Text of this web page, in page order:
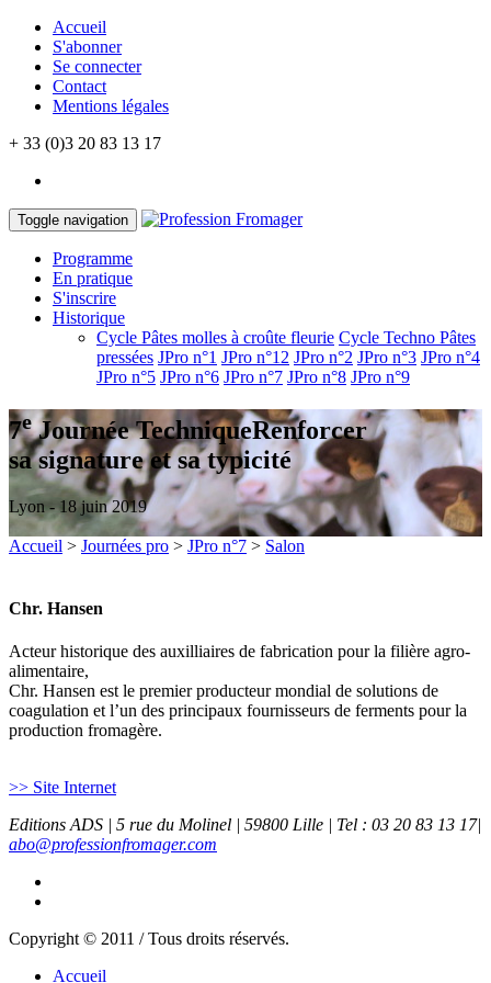
Accueil
S'abonner
Se connecter
Contact
Mentions légales
+ 33 (0)3 20 83 13 17
Toggle navigation
Programme
En pratique
S'inscrire
Historique
Cycle Pâtes molles à croûte fleurie Cycle Techno Pâtes
pressées JPro n°1 JPro n°12 JPro n°2 JPro n°3 JPro n°4
JPro n°5 JPro n°6 JPro n°7 JPro n°8 JPro n°9
7eJournée TechniqueRenforcer
sa signature et sa typicité
Lyon - 18 juin 2019
Accueil > Journées pro > JPro n°7 > Salon
Chr. Hansen
Acteur historique des auxilliaires de fabrication pour la filière agro-
alimentaire,
Chr. Hansen est le premier producteur mondial de solutions de
coagulation et l’un des principaux fournisseurs de ferments pour la
production fromagère.
>> Site Internet
Editions ADS | 5 rue du Molinel | 59800 Lille | Tel : 03 20 83 13 17|
abo@professionfromager.com
Copyright © 2011 / Tous droits réservés.
Accueil